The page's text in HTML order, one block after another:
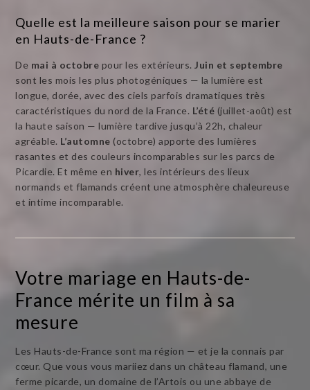
Quelle est la meilleure saison pour se marier
en Hauts-de-France ?
De mai à octobre pour les extérieurs. Juin et septembre
sont les mois les plus photogéniques — la lumière est
longue, dorée, avec des ciels parfois dramatiques très
caractéristiques du nord de la France. L’été (juillet-août) est
la haute saison — lumière tardive jusqu’à 22h, chaleur
agréable. L’automne (octobre) apporte des lumières
rasantes et des couleurs incomparables sur les parcs de
Picardie. Et même en hiver, les intérieurs des lieux
normands et flamands créent une atmosphère chaleureuse
et intime incomparable.
Votre mariage en Hauts-de-
France mérite un film à sa
mesure
Les Hauts-de-France sont ma région — et je la connais par
cœur. Que vous vous mariiez dans un château flamand, une
ferme picarde, un domaine de l’Artois ou une abbaye de